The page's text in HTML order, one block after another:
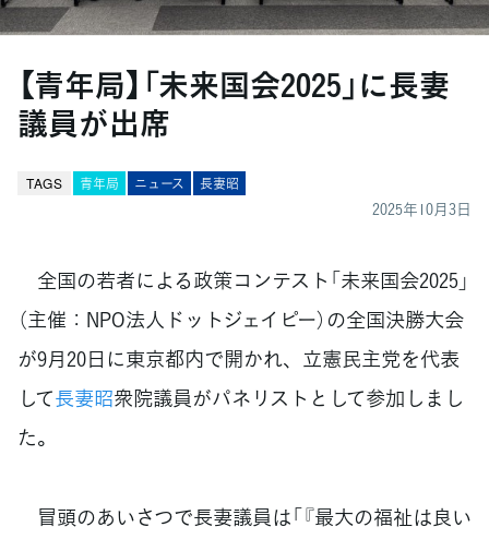
【青年局】「未来国会2025」に長妻
議員が出席
TAGS 青年局 ニュース 長妻昭
2025年10月3日
全国の若者による政策コンテスト「未来国会2025」
（主催：NPO法人ドットジェイピー）の全国決勝大会
が9月20日に東京都内で開かれ、立憲民主党を代表
して長妻昭衆院議員がパネリストとして参加しまし
た。
冒頭のあいさつで長妻議員は「『最大の福祉は良い